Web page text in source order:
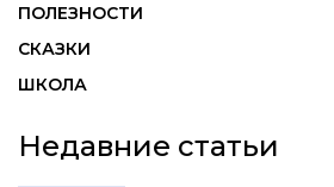
ПОЛЕЗНОСТИ
СКАЗКИ
ШКОЛА
Недавние статьи